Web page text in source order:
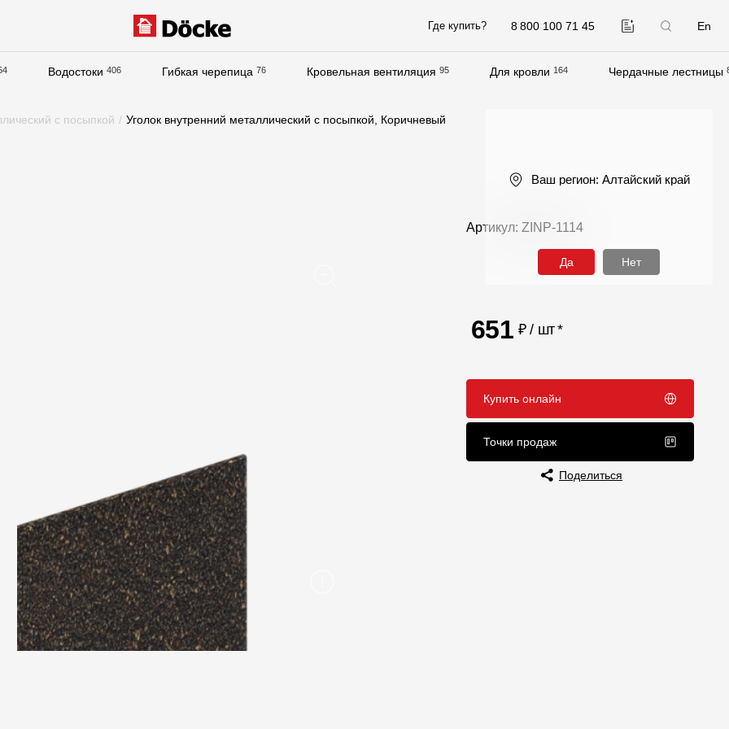
8 800 100 71 45 En
Где купить?
Водостоки 406 Гибкая черепица 76 Кровельная вентиляция 95 Для кровли 164 Чердачные лестницы
Сервисы
Конструктор
Калькулятор
Цены
Качество фасадов
с посыпкой / Уголок внутренний металлический с посыпкой, Коричневый
Артикул: ZINP-1114
651 ₽ / шт*
Купить онлайн
Точки продаж
Поделиться
Ваш регион: Алтайский край
Да Нет